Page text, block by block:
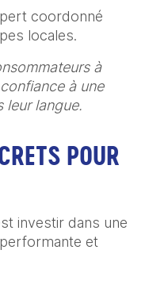
coordonné
locales.
à
à une
leur langue.
POUR
investir dans une
et